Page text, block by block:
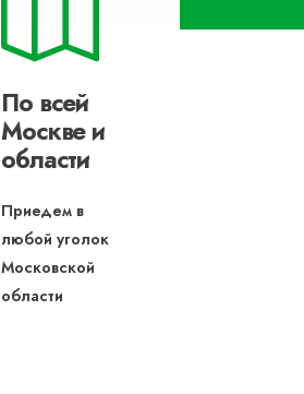
По всей
Москве и
области
Приедем в
любой уголок
Московской
области